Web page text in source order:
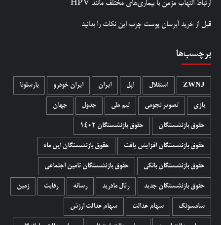
ارتباط التهاب مزمن با بیماری‌های مختلف مانند HPV
قبل از خرید آبرسان پوست چرب این نکات را بدانید
برچسب‌ها
ZWNJ استقلال اپل ایران ایران خودرو بارسلونا
بازی تصویر نجومی تیم ملی جدول جهان
حقوق بازنشستگان حقوق بازنشستگان 1402
حقوق بازنشستگان افزایش یافت حقوق بازنشستگان این ماه
حقوق بازنشستگان بانکی حقوق بازنشستگان تامین اجتماعی
حقوق بازنشستگان جدید رئال مادرید رسانه رقابت زمین
سامسونگ سهام عدالت سهام عدالت ارزش